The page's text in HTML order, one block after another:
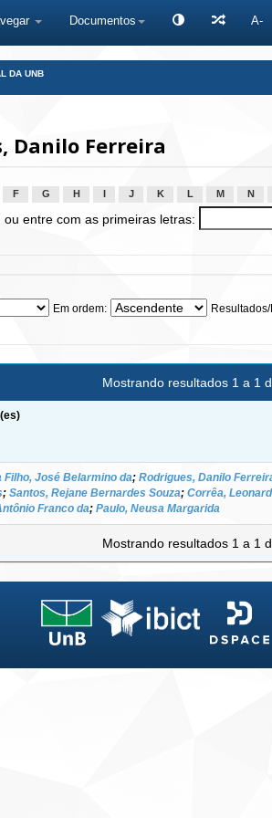
Documentos A-
DA UNB
Danilo Ferreira
F G H J K L M N
ou entre com as primeiras letras:
Em ordem:
Mostrando resultados 1 a 1
Filho, José Belarmino da; Rodrigues, Danilo
; Santos, Rejane Bernardes Souza; Corrêa,
Franco da; Paulo, Neusa Margarida
Mostrando resultados 1 a 1